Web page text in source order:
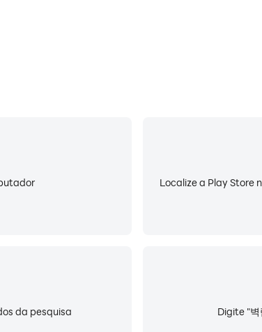
Localize a Play Store
Digite "
da pesquisa